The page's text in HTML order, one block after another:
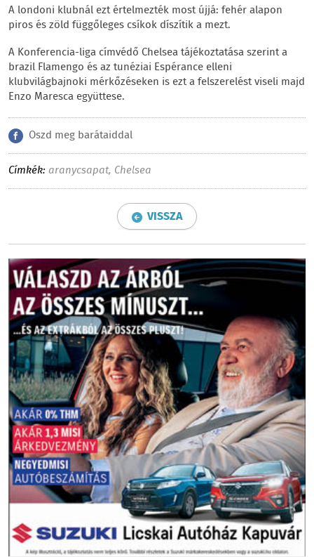
A londoni klubnál ezt értelmezték most újjá: fehér alapon
piros és zöld függőleges csíkok díszítik a mezt.
A Konferencia-liga címvédő Chelsea tájékoztatása szerint a
brazil Flamengo és az tunéziai Espérance elleni
klubvilágbajnoki mérkőzéseken is ezt a felszerelést viseli majd
Enzo Maresca együttese.
Oszd meg barátaiddal
Címkék: aranycsapat, Chelsea
VISSZA